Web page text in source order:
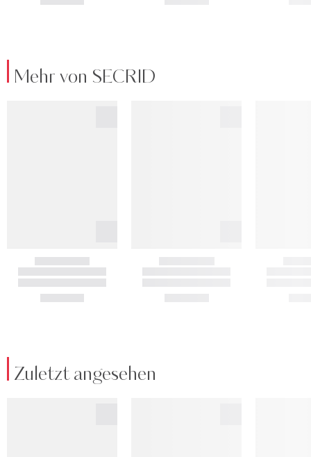
Mehr von SECRID
Zuletzt angesehen